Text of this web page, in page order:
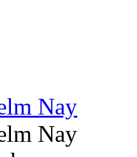
Nay
Nay